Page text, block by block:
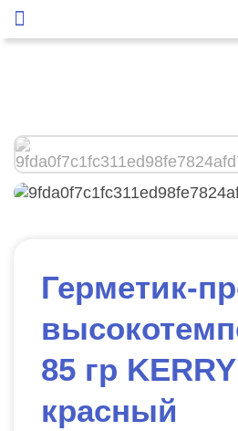
Герметик-
85 гр KERRY
красный